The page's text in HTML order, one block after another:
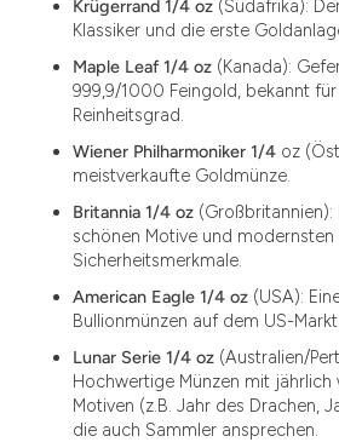
Krügerrand 1/4 oz (Südafrika):
Klassiker und die erste
Maple Leaf 1/4 oz (Kanada):
999,9/1000 Feingold, bekannt
Reinheitsgrad.
Wiener Philharmoniker 1/4 oz
meistverkaufte Goldmünze.
Britannia 1/4 oz
schönen Motive und modernsten
Sicherheitsmerkmale.
American Eagle 1/4 oz (USA):
Bullionmünzen auf dem US-Markt.
Lunar Serie 1/4 oz (Australien/
Hochwertige Münzen mit jährlich
Motiven (z.B. Jahr des Drachen,
die auch Sammler ansprechen.